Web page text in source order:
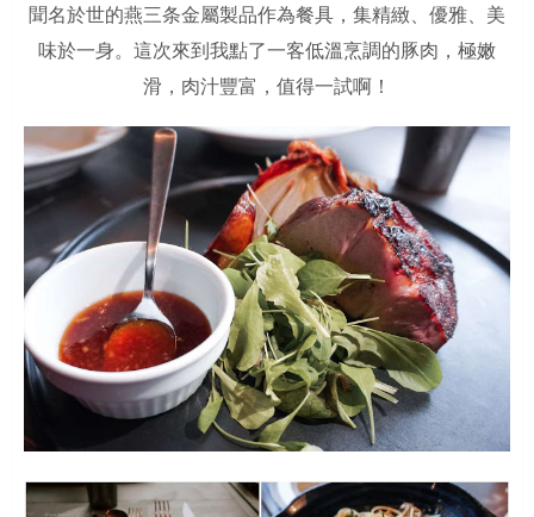
聞名於世的燕三条金屬製品作為餐具，集精緻、優雅、美
味於一身。這次來到我點了一客低溫烹調的豚肉，極嫩
滑，肉汁豐富，值得一試啊！